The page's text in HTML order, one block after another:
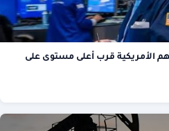
الأمريكية قرب أعلى مستوى على